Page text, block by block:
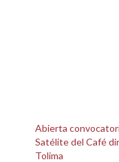
Abierta
Satélite del Café
Tolima